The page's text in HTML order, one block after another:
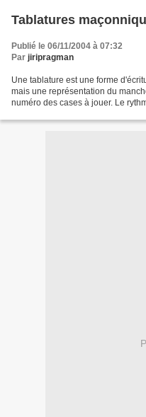
Tablatures
Publié le 06/11/2004 à 07:32
Par jiripragman
Une tablature est une forme
mais une représentation du
numéro des cases à jouer. Le